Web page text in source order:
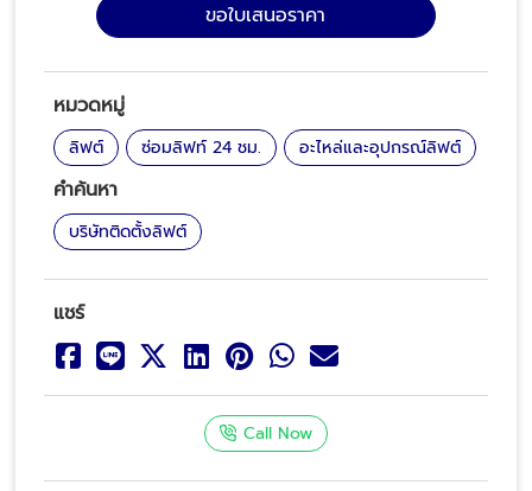
ขอใบเสนอราคา
หมวดหมู่
ลิฟต์ ซ่อมลิฟท์ 24 ชม. อะไหล่และอุปกรณ์ลิฟต์
คำค้นหา
บริษัทติดตั้งลิฟต์
แชร์
Call Now